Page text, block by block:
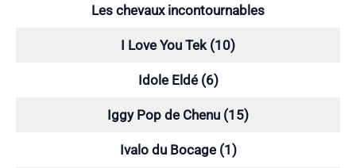
Les chevaux incontournables
I Love You Tek (10)
Idole Eldé (6)
Iggy Pop de Chenu (15)
Ivalo du Bocage (1)